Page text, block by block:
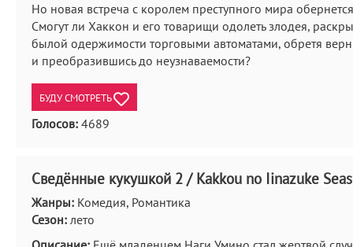
Но новая встреча с королем преступного мира
Смогут ли Хаккон и его товарищи одолеть злодея,
былой одержимости торговыми автоматами, обретя
и преобразившись до неузнаваемости?
БУДУ СМОТРЕТЬ
Голосов: 4689
Сведённые кукушкой 2 / Kakkou no Iinazuke
Жанры: Комедия, Романтика
Сезон: лето